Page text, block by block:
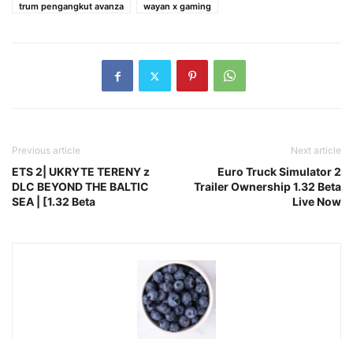
trum pengangkut avanza
wayan x gaming
Previous article
ETS 2| UKRYTE TERENY z
DLC BEYOND THE BALTIC
SEA | [1.32 Beta
Next article
Euro Truck Simulator 2
Trailer Ownership 1.32 Beta
Live Now